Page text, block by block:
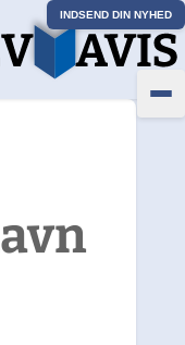
INDSEND DIN NYHED